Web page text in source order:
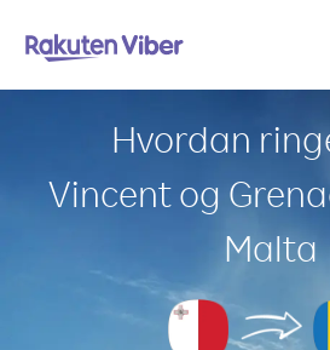
Hvordan
Vincent og
Malta